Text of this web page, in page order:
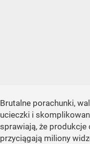
Brutalne porachunki,
ucieczki i
sprawiają, że produkcje
przyciągają miliony